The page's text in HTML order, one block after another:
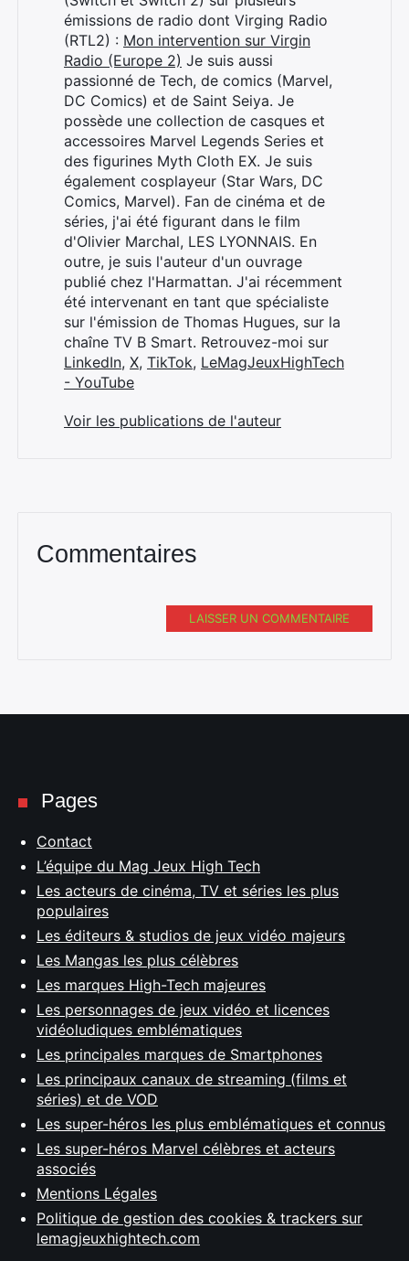
émissions de radio dont Virging Radio
(RTL2) : Mon intervention sur Virgin
Radio (Europe 2) Je suis aussi
passionné de Tech, de comics (Marvel,
DC Comics) et de Saint Seiya. Je
possède une collection de casques et
accessoires Marvel Legends Series et
des figurines Myth Cloth EX. Je suis
également cosplayeur (Star Wars, DC
Comics, Marvel). Fan de cinéma et de
séries, j'ai été figurant dans le film
d'Olivier Marchal, LES LYONNAIS. En
outre, je suis l'auteur d'un ouvrage
publié chez l'Harmattan. J'ai récemment
été intervenant en tant que spécialiste
sur l'émission de Thomas Hugues, sur la
chaîne TV B Smart. Retrouvez-moi sur
LinkedIn, X, TikTok, LeMagJeuxHighTech
- YouTube
Voir les publications de l'auteur
Commentaires
LAISSER UN COMMENTAIRE
Pages
Contact
L’équipe du Mag Jeux High Tech
Les acteurs de cinéma, TV et séries les plus
populaires
Les éditeurs & studios de jeux vidéo majeurs
Les Mangas les plus célèbres
Les marques High-Tech majeures
Les personnages de jeux vidéo et licences
vidéoludiques emblématiques
Les principales marques de Smartphones
Les principaux canaux de streaming (films et
séries) et de VOD
Les super-héros les plus emblématiques et connus
Les super-héros Marvel célèbres et acteurs
associés
Mentions Légales
Politique de gestion des cookies & trackers sur
lemagjeuxhightech.com
Rechercher
: